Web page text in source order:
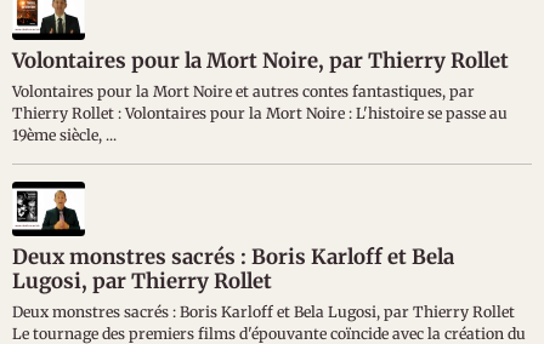
Volontaires pour la Mort Noire, par Thierry Rollet
Volontaires pour la Mort Noire et autres contes fantastiques, par
Thierry Rollet : Volontaires pour la Mort Noire : L'histoire se passe au
19ème siècle, ...
Deux monstres sacrés : Boris Karloff et Bela
Lugosi, par Thierry Rollet
Deux monstres sacrés : Boris Karloff et Bela Lugosi, par Thierry Rollet
Le tournage des premiers films d'épouvante coïncide avec la création du